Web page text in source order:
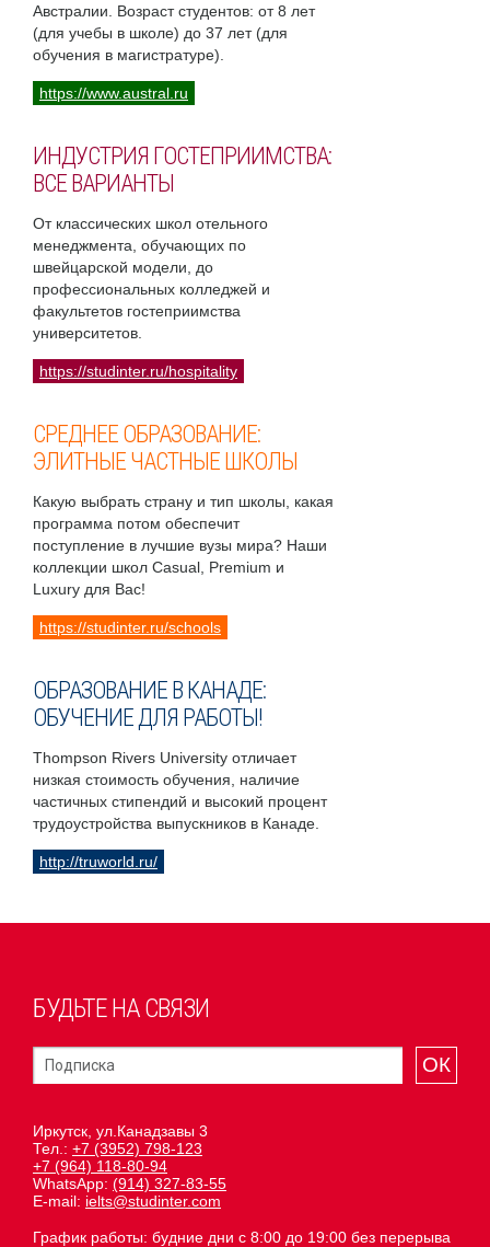
Австралии. Возраст студентов: от 8 лет
(для учебы в школе) до 37 лет (для
обучения в магистратуре).
https://www.austral.ru
ИНДУСТРИЯ ГОСТЕПРИИМСТВА:
ВСЕ ВАРИАНТЫ
От классических школ отельного
менеджмента, обучающих по
швейцарской модели, до
профессиональных колледжей и
факультетов гостеприимства
университетов.
https://studinter.ru/hospitality
СРЕДНЕЕ ОБРАЗОВАНИЕ:
ЭЛИТНЫЕ ЧАСТНЫЕ ШКОЛЫ
Какую выбрать страну и тип школы, какая
программа потом обеспечит
поступление в лучшие вузы мира? Наши
коллекции школ Casual, Premium и
Luxury для Вас!
https://studinter.ru/schools
ОБРАЗОВАНИЕ В КАНАДЕ:
ОБУЧЕНИЕ ДЛЯ РАБОТЫ!
Thompson Rivers University отличает
низкая стоимость обучения, наличие
частичных стипендий и высокий процент
трудоустройства выпускников в Канаде.
http://truworld.ru/
БУДЬТЕ НА СВЯЗИ
ОК
Иркутск, ул.Канадзавы 3
Тел.: +7 (3952) 798-123
+7 (964) 118-80-94
WhatsApp: (914) 327-83-55
E-mail: ielts@studinter.com
График работы: будние дни с 8:00 до 19:00 без перерыва